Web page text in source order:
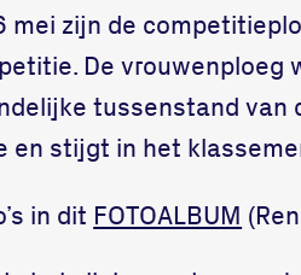
mei zijn de
De
tussenstand van
en stijgt in het
in dit FOTOALBUM